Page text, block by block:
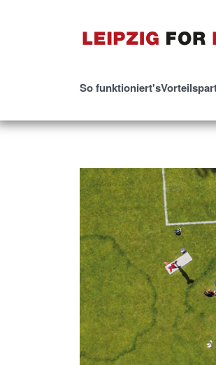
So funktioniert's